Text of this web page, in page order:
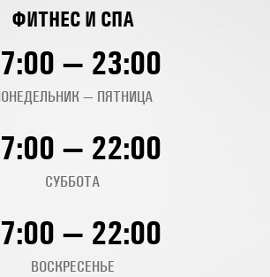
ФИТНЕС И СПА
— 23:00
— ПЯТНИЦА
— 22:00
СУББОТА
— 22:00
ВОСКРЕСЕНЬЕ